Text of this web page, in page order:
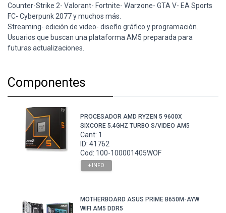
Counter-Strike 2- Valorant- Fortnite- Warzone- GTA V- EA Sports
FC- Cyberpunk 2077 y muchos más.
Streaming- edición de video- diseño gráfico y programación.
Usuarios que buscan una plataforma AM5 preparada para
futuras actualizaciones.
Componentes
PROCESADOR AMD RYZEN 5 9600X
SIXCORE 5.4GHZ TURBO S/VIDEO AM5
Cant: 1
ID: 41762
Cod: 100-100001405WOF
+ INFO
MOTHERBOARD ASUS PRIME B650M-AYW
WIFI AM5 DDR5